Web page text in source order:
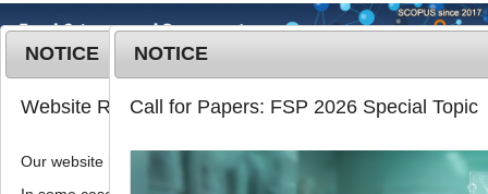
T
o
g
MENU
2019;26(2):211
NOTICE
Website Renewal Notice
Our website has recently been renewed.
NOTICE
Call for Papers: FSP 2026 Special Topic